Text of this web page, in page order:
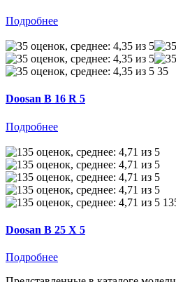
Подробнее
35
Doosan B 16 R 5
Подробнее
Doosan B 25 X 5
Подробнее